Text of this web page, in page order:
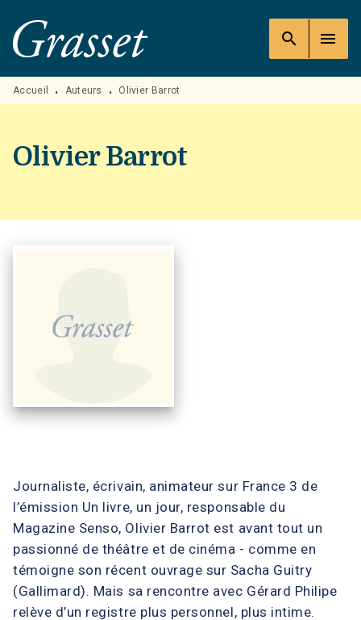
MENU RECHERCHE
PIED DE PAGE
search menu
Accueil • Auteurs • Olivier Barrot
Olivier Barrot
Journaliste, écrivain, animateur sur France 3 de
l’émission Un livre, un jour, responsable du
Magazine Senso, Olivier Barrot est avant tout un
passionné de théâtre et de cinéma - comme en
témoigne son récent ouvrage sur Sacha Guitry
(Gallimard). Mais sa rencontre avec Gérard Philipe
relève d’un registre plus personnel, plus intime.